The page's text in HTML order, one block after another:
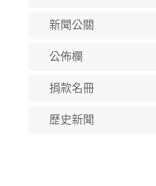
新聞公關
公佈欄
捐款名冊
歷史新聞